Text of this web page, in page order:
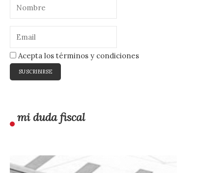
Acepta los términos y condiciones
mi duda fiscal